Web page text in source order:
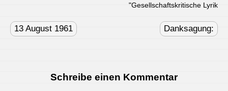
"Gesellschaftskritische Lyrik
navigation
13 August 1961 Danksagung:
Schreibe einen Kommentar